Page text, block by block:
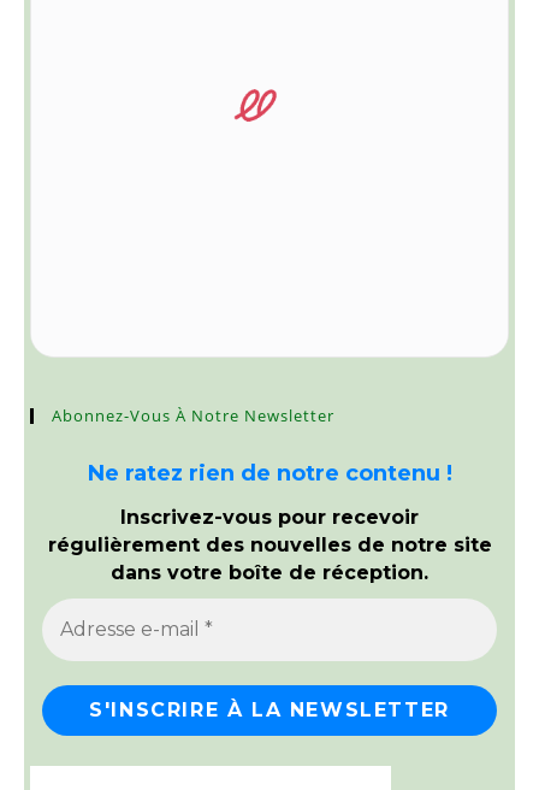
Abonnez-Vous À Notre Newsletter
Ne ratez rien de notre contenu !
Inscrivez-vous pour recevoir
régulièrement des nouvelles de notre site
dans votre boîte de réception.